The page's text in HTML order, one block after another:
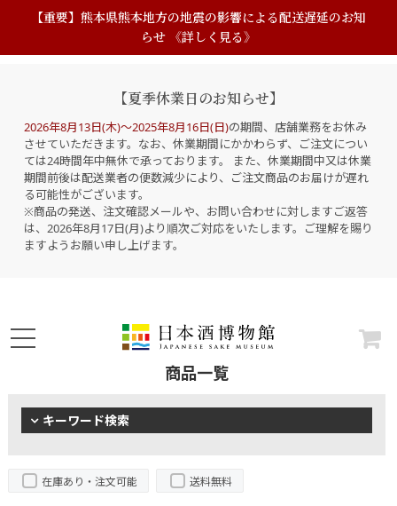
【重要】熊本県熊本地方の地震の影響による配送遅延のお知
らせ 《詳しく見る》
【夏季休業日のお知らせ】
2026年8月13日(木)～2025年8月16日(日)の期間、店舗業務をお休み
させていただきます。なお、休業期間にかかわらず、ご注文につい
ては24時間年中無休で承っております。 また、休業期間中又は休業
期間前後は配送業者の便数減少により、ご注文商品のお届けが遅れ
る可能性がございます。
※商品の発送、注文確認メールや、お問い合わせに対しますご返答
は、2026年8月17日(月)より順次ご対応をいたします。ご理解を賜り
ますようお願い申し上げます。
商品一覧
キーワード検索
在庫あり・注文可能 送料無料